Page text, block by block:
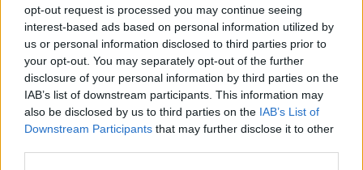
opt-out request is processed you may continue seeing
interest-based ads based on personal information utilized by
us or personal information disclosed to third parties prior to
your opt-out. You may separately opt-out of the further
disclosure of your personal information by third parties on the
IAB’s list of downstream participants. This information may
also be disclosed by us to third parties on the IAB’s List of
Downstream Participants that may further disclose it to other
VIIHDEUUTISET
Sääennuste ulottuu nyt
marraskuulle – tältä näyttää
syksyn sää